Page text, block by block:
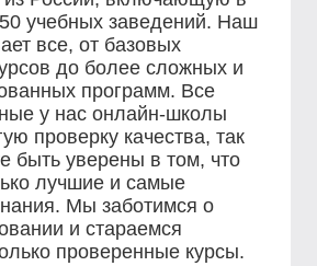
учебных заведений. Наш
все, от базовых
до более сложных и
программ. Все
у нас онлайн-школы
проверку качества, так
быть уверены в том, что
лучшие и самые
Мы заботимся о
и стараемся
проверенные курсы.